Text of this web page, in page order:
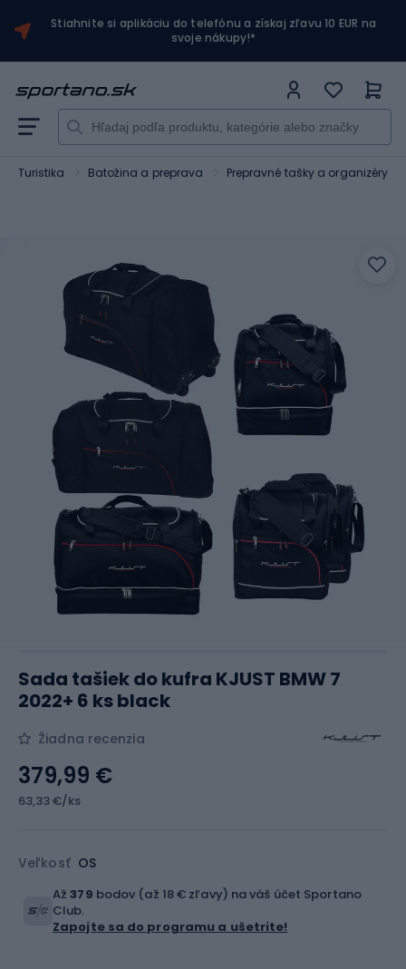
Stiahnite si aplikáciu do telefónu a získaj zľavu 10 EUR na
svoje nákupy!*
Turistika Batožina a preprava Prepravné tašky a organizéry
Sada tašiek do kufra KJUST BMW 7
2022+ 6 ks black
Žiadna recenzia
Veľkosť OS
379,99 €
63,33 €/ks
Až379 bodov (až 18 € zľavy) na váš účet Sportano
Club.
Zapojte sa do programu a ušetrite!